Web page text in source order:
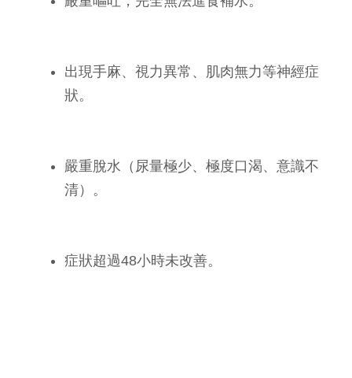
出現手麻、視力異常、肌肉無力等神經症
狀。
嚴重脫水（尿量極少、極度口渴、意識不
清）。
症狀超過48小時未改善。